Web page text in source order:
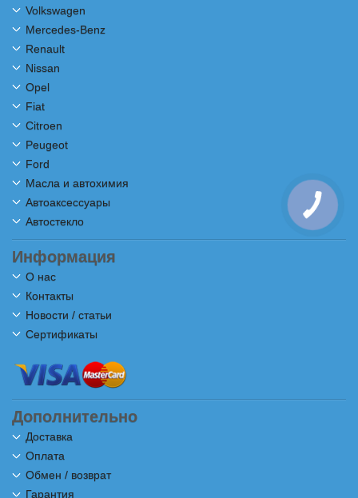
Volkswagen
Mercedes-Benz
Renault
Nissan
Opel
Fiat
Citroen
Peugeot
Ford
Масла и автохимия
Автоаксессуары
Автостекло
Информация
О нас
Контакты
Новости / статьи
Сертификаты
Дополнительно
Доставка
Оплата
Обмен / возврат
Гарантия